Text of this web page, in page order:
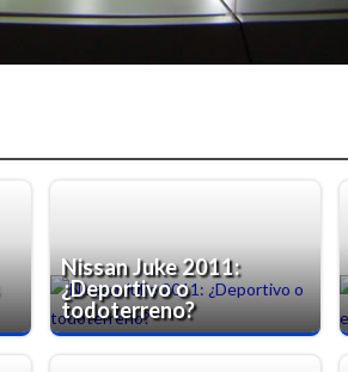
Nissan Juke 2011:
¿Deportivo o
todoterreno?